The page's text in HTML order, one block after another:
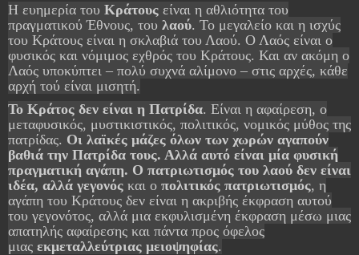
Η ευημερία του Κράτους είναι η αθλιότητα του
πραγματικού Έθνους, του λαού. Το μεγαλείο και η ισχύς
του Κράτους είναι η σκλαβιά του Λαού. Ο Λαός είναι ο
φυσικός και νόμιμος εχθρός του Κράτους. Και αν ακόμη ο
Λαός υποκύπτει – πολύ συχνά αλίμονο – στις αρχές, κάθε
αρχή τού είναι μισητή.
Το Κράτος δεν είναι η Πατρίδα. Είναι η αφαίρεση, ο
μεταφυσικός, μυστικιστικός, πολιτικός, νομικός μύθος της
πατρίδας. Οι λαϊκές μάζες όλων των χωρών αγαπούν
βαθιά την Πατρίδα τους. Αλλά αυτό είναι μία φυσική
πραγματική αγάπη. Ο πατριωτισμός του λαού δεν είναι
ιδέα, αλλά γεγονός και ο πολιτικός πατριωτισμός, η
αγάπη του Κράτους δεν είναι η ακριβής έκφραση αυτού
του γεγονότος, αλλά μια εκφυλισμένη έκφραση μέσω μιας
απατηλής αφαίρεσης και πάντα προς όφελος
μιας εκμεταλλεύτριας μειοψηφίας.